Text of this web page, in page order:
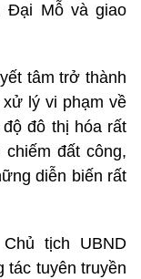
Đại Mỗ và giao
tâm trở thành
lý vi phạm về
đô thị hóa rất
đất công,
diễn biến rất
tịch UBND
tác tuyên truyền